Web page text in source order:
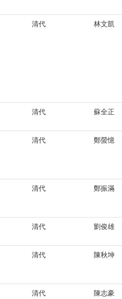
清代 林文凱
清代 蘇全正
清代 鄭螢憶
清代 鄭振滿
清代 劉俊雄
清代 陳秋坤
清代 陳志豪